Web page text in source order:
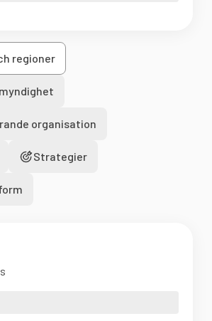
regioner
organisation
Strategier